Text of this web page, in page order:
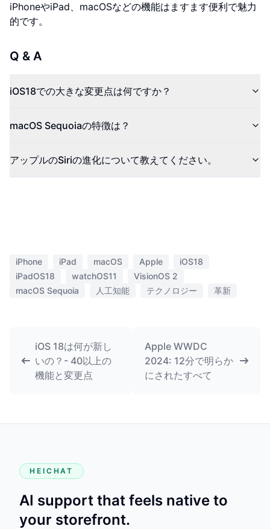
iPhoneやiPad、macOSなどの機能はますます便利で魅力
的です。
Q & A
iOS18での大きな変更点は何ですか？
macOS Sequoiaの特徴は？
アップルのSiriの進化について教えてください。
iPhone iPad macOS Apple
iOS18
iPadOS18
watchOS11
VisionOS 2
macOS Sequoia
人工知能 テクノロジー 革新
iOS 18は何が新し
いの？- 40以上の
機能と変更点
Apple WWDC
2024: 12分で明らか
にされたすべて
HEICHAT
AI support that feels native to
your storefront.